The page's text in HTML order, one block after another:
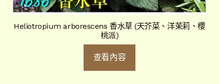
Heliotropium arborescens 香水草 (天芥菜、洋茉莉、櫻
桃派)
查看內容